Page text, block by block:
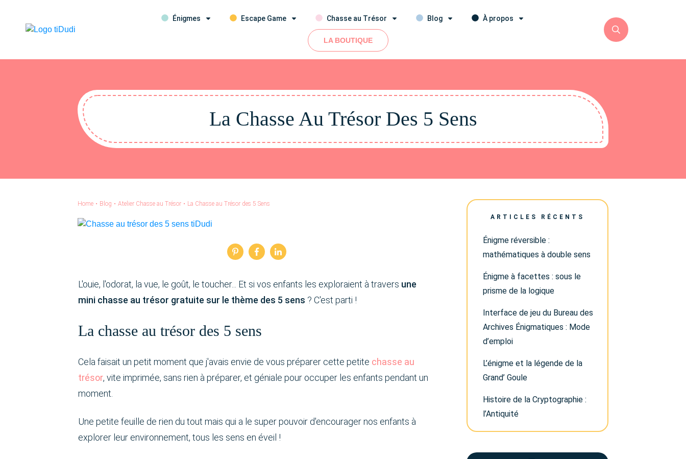
Énigmes Escape Game Chasse au Trésor Blog À propos
LA BOUTIQUE
La Chasse Au Trésor Des 5 Sens
Home • Blog • Atelier Chasse au Trésor • La Chasse au Trésor des 5 Sens
L'ouie, l'odorat, la vue, le goût, le toucher... Et si vos enfants les exploraient à travers une
mini chasse au trésor gratuite sur le thème des 5 sens ? C'est parti !
La chasse au trésor des 5 sens
Cela faisait un petit moment que j'avais envie de vous préparer cette petite chasse au
trésor, vite imprimée, sans rien à préparer, et géniale pour occuper les enfants pendant un
moment.
Une petite feuille de rien du tout mais qui a le super pouvoir d'encourager nos enfants à
explorer leur environnement, tous les sens en éveil !
ARTICLES RÉCENTS
Énigme réversible :
mathématiques à double sens
Énigme à facettes : sous le
prisme de la logique
Interface de jeu du Bureau des
Archives Énigmatiques : Mode
d’emploi
L’énigme et la légende de la
Grand’ Goule
Histoire de la Cryptographie :
l’Antiquité